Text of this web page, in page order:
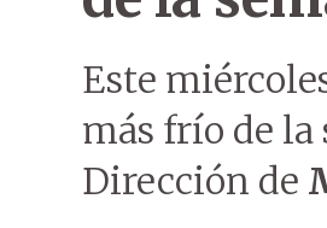
Este
más frío de la
Dirección de